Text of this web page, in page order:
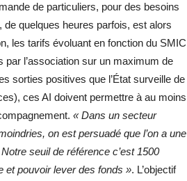
de particuliers, pour des besoins
de quelques heures parfois, est alors
les tarifs évoluant en fonction du SMIC
par l’association sur un maximum de
sorties positives que l’État surveille de
ces AI doivent permettre à au moins
« Dans un secteur
on est persuadé que l’on a une
seuil de référence c’est 1500
et pouvoir lever des fonds ». L’objectif